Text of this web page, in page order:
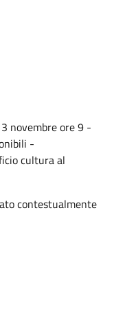
novembre ore 9 -
-
cultura al
contestualmente